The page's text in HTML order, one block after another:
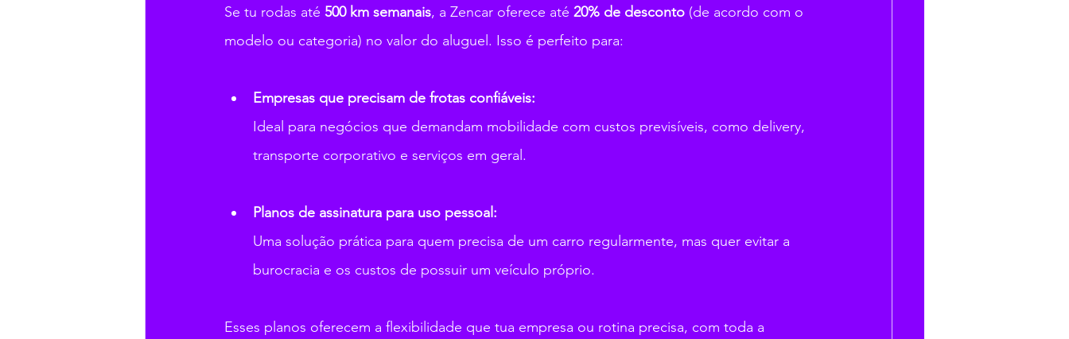
Se tu rodas até 500 km semanais, a Zencar oferece até 20% de desconto (de acordo com o
modelo ou categoria) no valor do aluguel. Isso é perfeito para:
Empresas que precisam de frotas confiáveis:
Ideal para negócios que demandam mobilidade com custos previsíveis, como delivery,
transporte corporativo e serviços em geral.
Planos de assinatura para uso pessoal:
Uma solução prática para quem precisa de um carro regularmente, mas quer evitar a
burocracia e os custos de possuir um veículo próprio.
Esses planos oferecem a flexibilidade que tua empresa ou rotina precisa, com toda a